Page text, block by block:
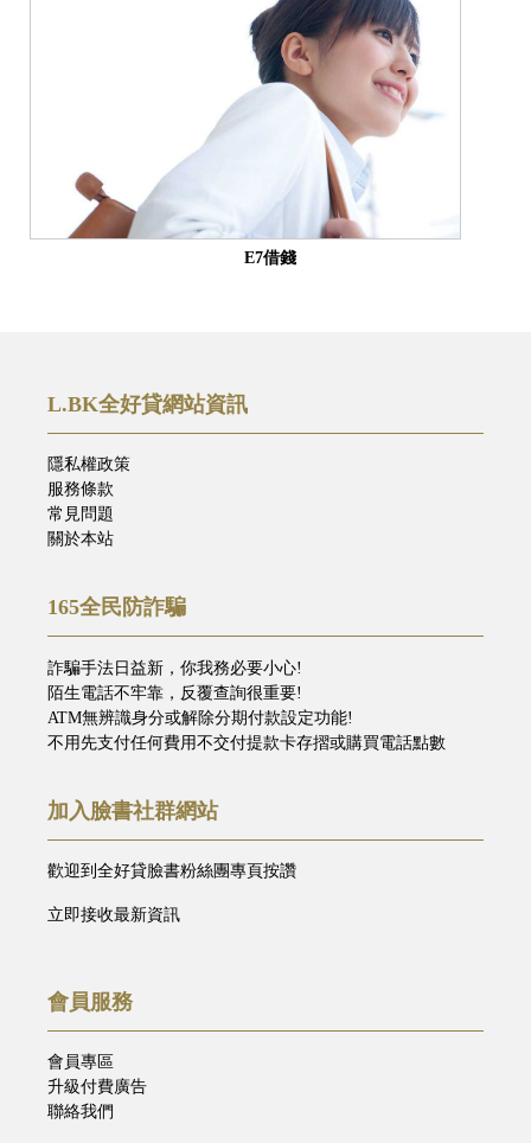
E7借錢
L.BK全好貸網站資訊
隱私權政策
服務條款
常見問題
關於本站
165全民防詐騙
詐騙手法日益新，你我務必要小心!
陌生電話不牢靠，反覆查詢很重要!
ATM無辨識身分或解除分期付款設定功能!
不用先支付任何費用不交付提款卡存摺或購買電話點數
加入臉書社群網站
歡迎到全好貸臉書粉絲團專頁按讚
立即接收最新資訊
會員服務
會員專區
升級付費廣告
聯絡我們